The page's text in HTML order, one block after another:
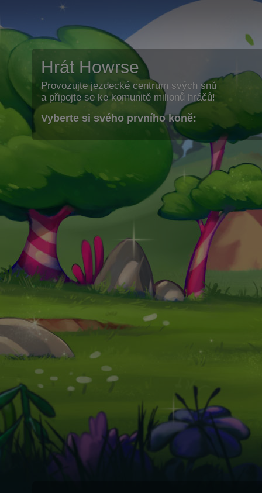
Hrát Howrse
Provozujte jezdecké centrum svých snů
a připojte se ke komunitě milionů hráčů!
Vyberte si svého prvního koně: